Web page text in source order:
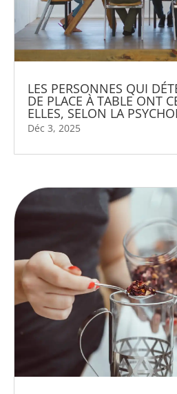
LES PERSONNES QUI
DE PLACE À TABLE ONT
ELLES, SELON LA
Déc 3, 2025